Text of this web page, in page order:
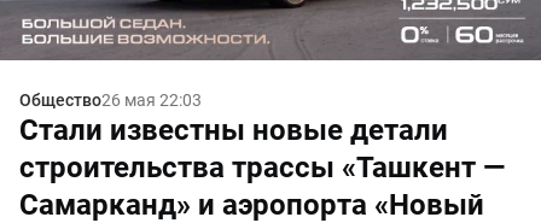
Общество26 мая 22:03
Стали известны новые детали
строительства трассы «Ташкент —
Самарканд» и аэропорта «Новый